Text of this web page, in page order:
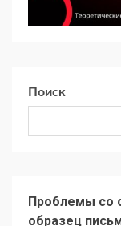
Поиск
Проблемы со
образец